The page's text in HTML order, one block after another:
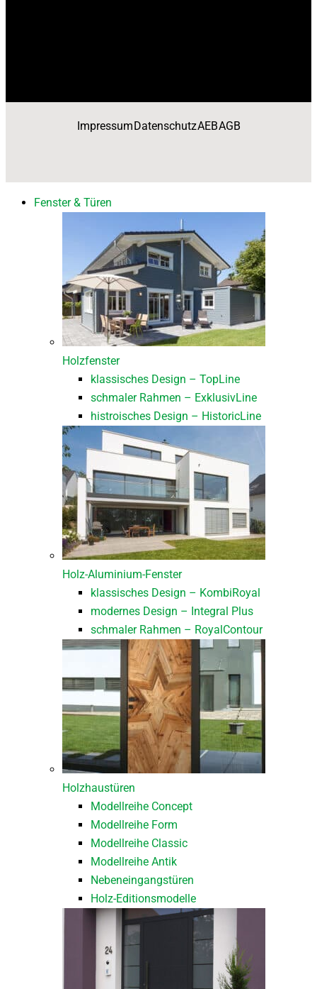
ImpressumDatenschutzAEBAGB
Fenster & Türen
Holzfenster
klassisches Design – TopLine
schmaler Rahmen – ExklusivLine
histroisches Design – HistoricLine
Holz-Aluminium-Fenster
klassisches Design – KombiRoyal
modernes Design – Integral Plus
schmaler Rahmen – RoyalContour
Holzhaustüren
Modellreihe Concept
Modellreihe Form
Modellreihe Classic
Modellreihe Antik
Nebeneingangstüren
Holz-Editionsmodelle